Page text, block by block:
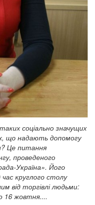
соціально значущих
що надають допомогу
Це питання
проведеного
Україна». Його
круглого столу
від торгівлі людьми:
16 жовтня....